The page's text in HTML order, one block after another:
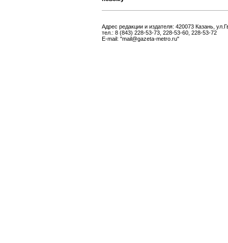
Адрес редакции и издателя: 420073 Казань,
тел.: 8 (843) 228-53-73, 228-53-60, 228-53-72
E-mail: "mail@gazeta-metro.ru"